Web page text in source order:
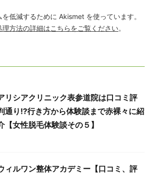
低減するために Akismet を使っています。
理方法の詳細はこちらをご覧ください。
リシアクリニック表参道院は口コミ評
通り!?行き方から体験談まで赤裸々に紹
【女性脱毛体験談その５】
ィルワン整体アカデミー【口コミ、評